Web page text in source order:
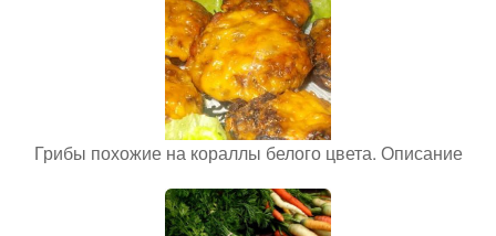
Грибы похожие на кораллы белого цвета. Описание